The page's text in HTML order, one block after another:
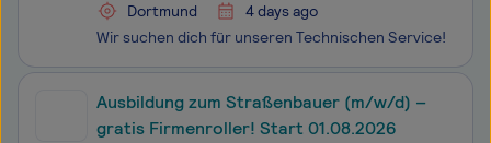
Dortmund
4 days ago
Wir suchen dich für unseren Technischen Service!
Ausbildung zum Straßenbauer (m/w/d) –
gratis Firmenroller! Start 01.08.2026